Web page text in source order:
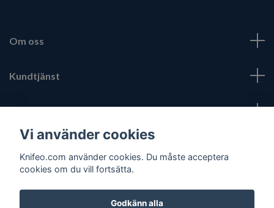
Om oss
Kundtjänst
Fotmeny
Vi använder cookies
Knifeo.com använder cookies. Du måste acceptera
cookies om du vill fortsätta.
Godkänn alla